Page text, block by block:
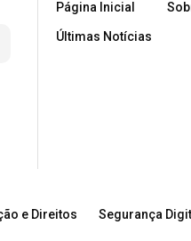
Página Inicial
Últimas Notícias
e Direitos Segurança